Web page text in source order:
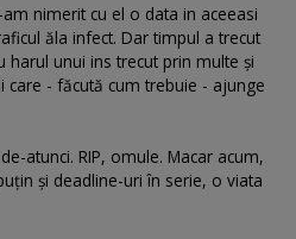
nimerit cu el o data in aceeasi
ăla infect. Dar timpul a trecut
harul unui ins trecut prin multe și
- făcută cum trebuie - ajunge
atunci. RIP, omule. Macar acum,
și deadline-uri în serie, o viata